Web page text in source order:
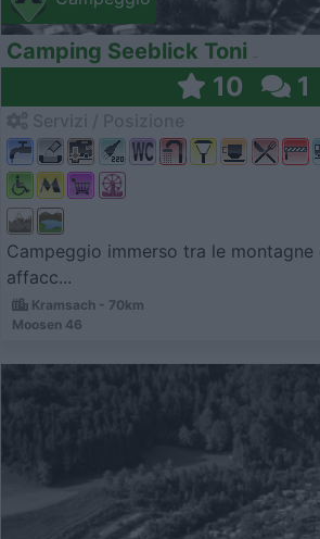
Camping Seeblick Toni
10 1
Campeggio immerso tra le
affacc...
Kramsach - 70km
Moosen 46